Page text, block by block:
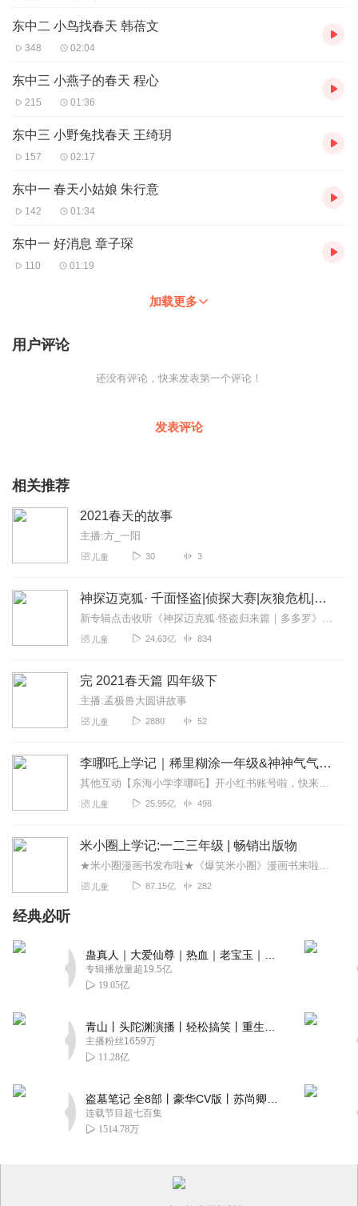
东中二 小鸟找春天 韩蓓文
348 02:04
东中三 小燕子的春天 程心
215 01:36
东中三 小野兔找春天 王绮玥
157 02:17
东中一 春天小姑娘 朱行意
142 01:34
东中一 好消息 章子琛
110 01:19
加载更多
用户评论
还没有评论，快来发表第一个评论！
发表评论
相关推荐
2021春天的故事
主播:方_一阳
儿童 30 3
神探迈克狐· 千面怪盗|侦探大赛|灰狼危机|多多罗
新专辑点击收听《神探迈克狐·怪盗归来篇｜多多罗》！！！>>>点击进入主播橱窗购买《神探迈克狐》系列图书吧!<<<多多罗故事【点击前往】收听多多罗其他好玩有趣的故...
儿童 24.63亿 834
完 2021春天篇 四年级下
主播:孟极兽大圆讲故事
儿童 2880 52
李哪吒上学记｜稀里糊涂一年级&神神气气二年级
其他互动【东海小学李哪吒】开小红书账号啦，快来关注和李哪吒成为好朋友！有机会免费领儿童会员、官方周边！【点击加入】东海小学广播站圈子，更多互动！李哪吒全新冒险番...
儿童 25.95亿 498
米小圈上学记:一二三年级 | 畅销出版物
★米小圈漫画书发布啦★《爆笑米小圈》漫画书来啦《米小圈上学记》一二三年级正版广播剧！《米小圈上学记》系列是儿童作家北猫最新创作的儿童小说系列，作品诙谐幽默、好...
儿童 87.15亿 282
经典必听
专辑播放量超19.5亿
19.05亿
主播粉丝1659万
11.28亿
连载节目超七百集
1514.78万